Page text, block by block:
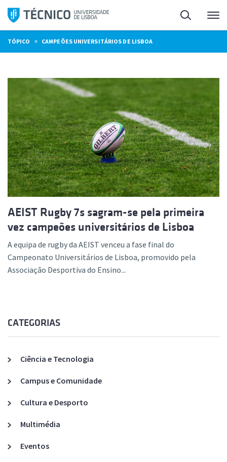
Saltar
para
o
conteúdo
Pesquisa
TÓPICO » CAMPEÕES UNIVERSITÁRIOS DE LISBOA
AEIST Rugby 7s sagram-se pela primeira
vez campeões universitários de Lisboa
A equipa de rugby da AEIST venceu a fase final do
Campeonato Universitários de Lisboa, promovido pela
Associação Desportiva do Ensino...
CATEGORIAS
Ciência e Tecnologia
Campus e Comunidade
Cultura e Desporto
Multimédia
Eventos